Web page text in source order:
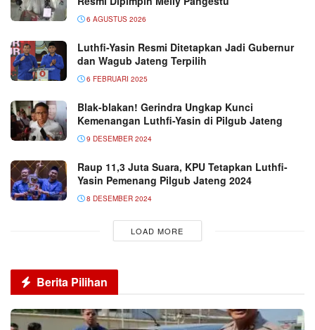
6 AGUSTUS 2026
Luthfi-Yasin Resmi Ditetapkan Jadi Gubernur
dan Wagub Jateng Terpilih
6 FEBRUARI 2025
Blak-blakan! Gerindra Ungkap Kunci
Kemenangan Luthfi-Yasin di Pilgub Jateng
9 DESEMBER 2024
Raup 11,3 Juta Suara, KPU Tetapkan Luthfi-
Yasin Pemenang Pilgub Jateng 2024
8 DESEMBER 2024
LOAD MORE
Berita Pilihan